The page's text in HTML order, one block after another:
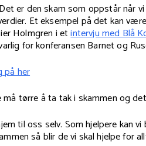
er den skam som oppstår når
Et eksempel på det kan
Holmgren i etintervju med Blå
for konferansen Barnet og
på her
tørre å ta tak i skammen og
til oss selv. Som hjelpere kan
så blir de vi skal hjelpe for